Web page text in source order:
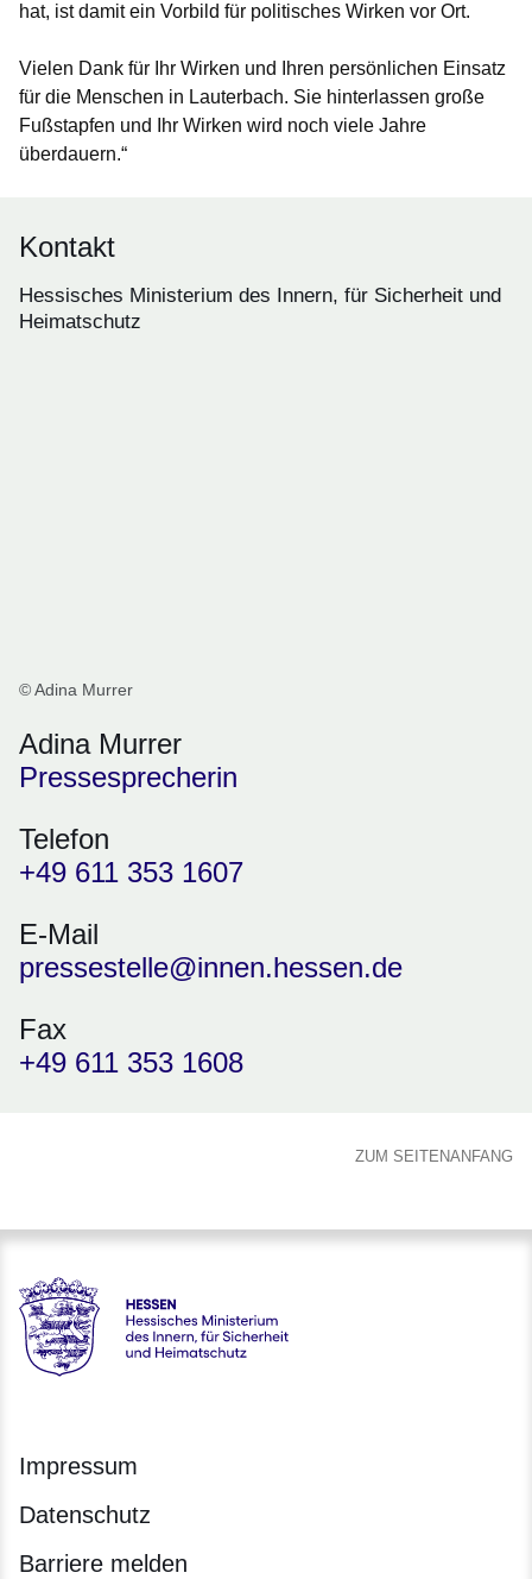
hat, ist damit ein Vorbild für politisches Wirken vor Ort.
Vielen Dank für Ihr Wirken und Ihren persönlichen Einsatz
für die Menschen in Lauterbach. Sie hinterlassen große
Fußstapfen und Ihr Wirken wird noch viele Jahre
überdauern.“
Kontakt
Hessisches Ministerium des Innern, für Sicherheit und
Heimatschutz
© Adina Murrer
Adina Murrer
Pressesprecherin
Telefon
+49 611 353 1607
E-Mail
pressestelle@innen.hessen.de
Fax
+49 611 353 1608
ZUM SEITENANFANG
Hessen - Hessisches Ministerium des Innern, für Sicherheit
Impressum
Datenschutz
Barriere melden